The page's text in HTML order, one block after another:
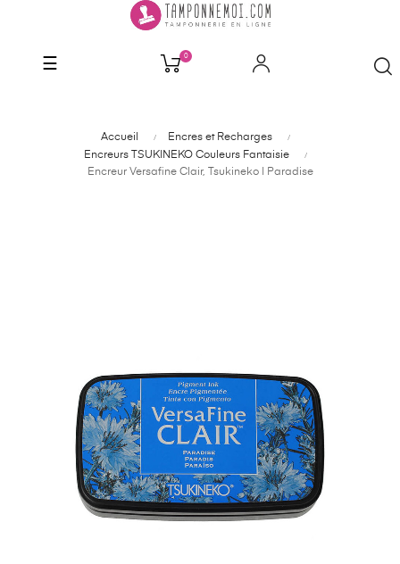
Basculer
☰ 0
Accueil
Encres et Recharges
Encreurs TSUKINEKO Couleurs Fantaisie
Encreur Versafine Clair, Tsukineko | Paradise